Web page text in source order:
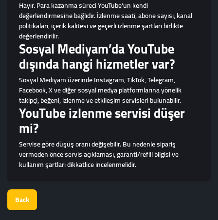
Hayır. Para kazanma süreci YouTube’un kendi
değerlendirmesine bağlıdır. İzlenme saati, abone sayısı, kanal
politikaları, içerik kalitesi ve geçerli izlenme şartları birlikte
değerlendirilir.
Sosyal Mediyam’da YouTube
dışında hangi hizmetler var?
Sosyal Mediyam üzerinde Instagram, TikTok, Telegram,
Facebook, X ve diğer sosyal medya platformlarına yönelik
takipçi, beğeni, izlenme ve etkileşim servisleri bulunabilir.
YouTube izlenme servisi düşer
mi?
Servise göre düşüş oranı değişebilir. Bu nedenle sipariş
vermeden önce servis açıklaması, garanti/refill bilgisi ve
kullanım şartları dikkatlice incelenmelidir.
Back